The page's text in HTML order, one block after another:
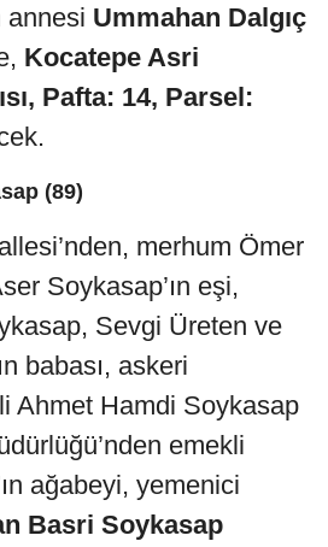
annesi Ummahan Dalgıç
Kocatepe Asri
Pafta: 14, Parsel:
(89)
merhum Ömer
Soykasap’ın eşi,
Sevgi Üreten ve
babası, askeri
Ahmet Hamdi Soykasap
emekli
ağabeyi, yemenici
Basri Soykasap